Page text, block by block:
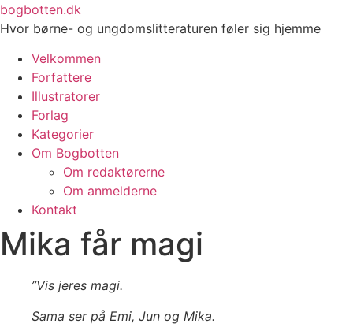
Videre
til
bogbotten.dk
Hvor børne- og ungdomslitteraturen føler sig hjemme
Velkommen
Forfattere
Illustratorer
Forlag
Kategorier
Om Bogbotten
Om redaktørerne
Om anmelderne
Kontakt
Mika får magi
”Vis jeres magi.
Sama ser på Emi, Jun og Mika.